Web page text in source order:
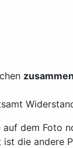
auf dem Foto
die andere